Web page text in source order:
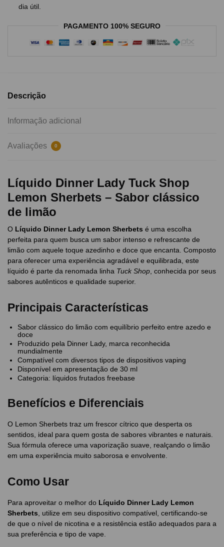
dia útil.
PAGAMENTO 100% SEGURO
Descrição
Informação adicional
Avaliações 0
Líquido Dinner Lady Tuck Shop
Lemon Sherbets – Sabor clássico
de limão
O Líquido Dinner Lady Lemon Sherbets é uma escolha
perfeita para quem busca um sabor intenso e refrescante de
limão com aquele toque azedinho e doce que encanta. Composto
para oferecer uma experiência agradável e equilibrada, este
líquido é parte da renomada linha Tuck Shop , conhecida por seus
sabores autênticos e qualidade superior.
Principais Características
Sabor clássico do limão com equilíbrio perfeito entre azedo e
doce
Produzido pela Dinner Lady, marca reconhecida
mundialmente
Compatível com diversos tipos de dispositivos vaping
Disponível em apresentação de 30 ml
Categoria: líquidos frutados freebase
Benefícios e Diferenciais
O Lemon Sherbets traz um frescor cítrico que desperta os
sentidos, ideal para quem gosta de sabores vibrantes e naturais.
Sua fórmula oferece uma vaporização suave, realçando o limão
em uma experiência muito saborosa e envolvente.
Como Usar
Para aproveitar o melhor do Líquido Dinner Lady Lemon
Sherbets , utilize em seu dispositivo compatível, certificando-se
de que o nível de nicotina e a resistência estão adequados para a
sua preferência e tipo de vape.